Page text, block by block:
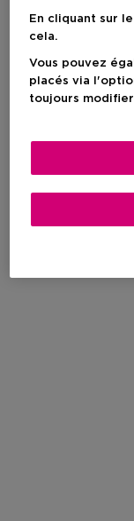
En cliquant sur
cela.
Vous pouvez
placés via
toujours